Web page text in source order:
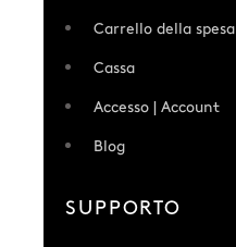
Carrello della spesa
Cassa
Accesso | Account
Blog
SUPPORTO